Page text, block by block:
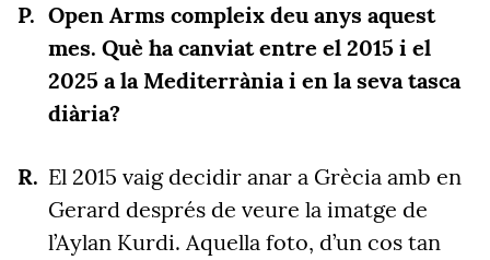
Open Arms compleix deu anys aquest
mes. Què ha canviat entre el 2015 i el
2025 a la Mediterrània i en la seva tasca
diària?
El 2015 vaig decidir anar a Grècia amb en
Gerard després de veure la imatge de
l’Aylan Kurdi. Aquella foto, d’un cos tan